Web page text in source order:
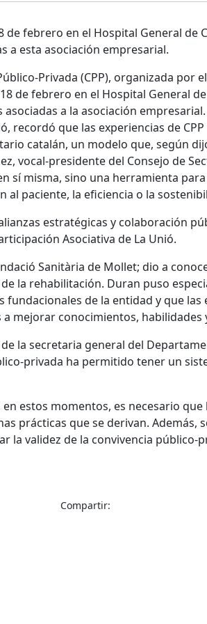
de febrero en el Hospital General de
a esta asociación empresarial.
Privada (CPP), organizada por
de febrero en el Hospital General
a la asociación
recordó que las experiencias de
catalán, un modelo que, según
vocal-presidente del Consejo de
sí misma, sino una herramienta
al paciente, la eficiencia o la
estratégicas y colaboración
Asociativa de La Unió.
Sanitària de Mollet; dio a
la rehabilitación. Duran puso
fundacionales de la entidad y que
mejorar conocimientos, habilidades
la secretaria general del
privada ha permitido tener un
estos momentos, es necesario
prácticas que se derivan. Además,
la validez de la convivencia público-
Compartir: